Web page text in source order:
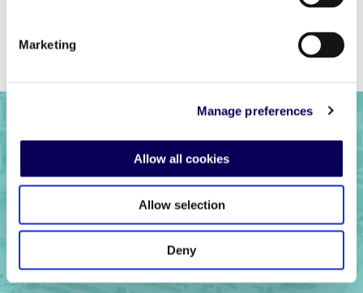
Marketing
Manage preferences
Allow all cookies
Allow selection
Deny
Next